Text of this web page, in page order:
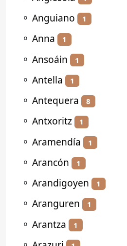
⚬ Anguiano 1
⚬ Anna 1
⚬ Ansoáin 1
⚬ Antella 1
⚬ Antequera 8
⚬ Antxoritz 1
⚬ Aramendía 1
⚬ Arancón 1
⚬ Arandigoyen 1
⚬ Aranguren 1
⚬ Arantza 1